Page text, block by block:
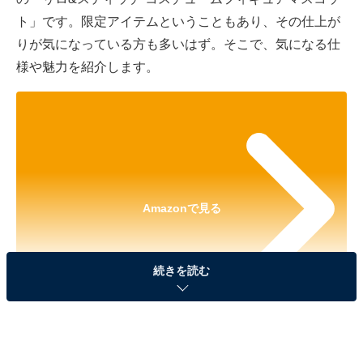
ト」です。限定アイテムということもあり、その仕上が
りが気になっている方も多いはず。そこで、気になる仕
様や魅力を紹介します。
Amazonで見る
続きを読む